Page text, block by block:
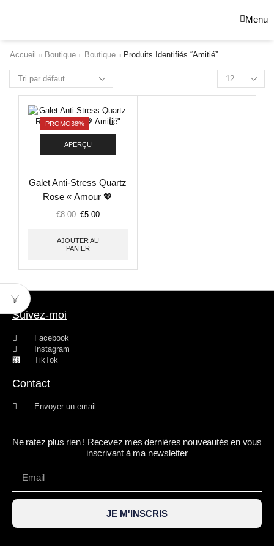
Menu
Accueil Boutique Boutique Produits Identifiés “amitié”
PROMO38%
APERÇU
Galet Anti-Stress Quartz
Rose « Amour 💖
Amitié »
€8.00 €5.00
AJOUTER AU
PANIER
Suivez-moi
Facebook
Instagram
TikTok
Contact
Envoyer un email
Ne ratez plus rien ! Recevez mes dernières nouveautés en vous
inscrivant à ma newsletter
JE M'INSCRIS